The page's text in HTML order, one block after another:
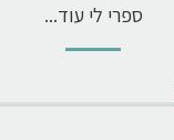
ספרי לי עוד...